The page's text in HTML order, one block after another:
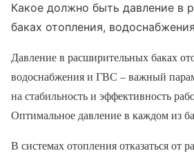
Какое должно быть давление в
баках отопления,
Давление в расширительных баках
водоснабжения и ГВС – важный
на стабильность и эффективность
Оптимальное давление в каждом из
В системах отопления отказаться от